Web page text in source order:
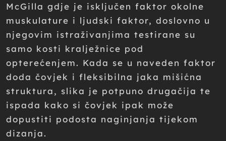
McGilla gdje je isključen faktor okolne
muskulature i ljudski faktor, doslovno u
njegovim istraživanjima testirane su
samo kosti kralježnice pod
opterećenjem. Kada se u naveden faktor
doda čovjek i fleksibilna jaka mišićna
struktura, slika je potpuno drugačija te
ispada kako si čovjek ipak može
dopustiti podosta naginjanja tijekom
dizanja.